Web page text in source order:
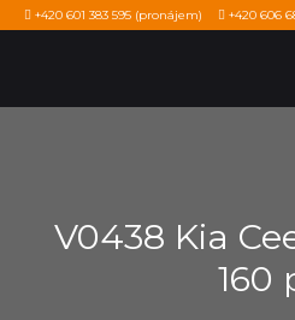
+420 601 383 595 (pronájem) +420 606
V0438 Kia
160